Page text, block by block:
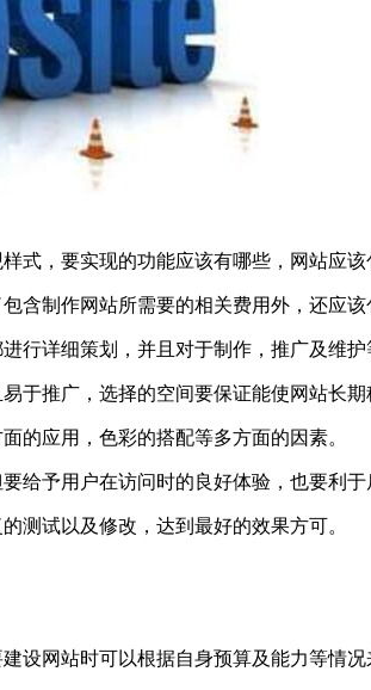
式，要实现的功能应该有哪些，网站应该
制作网站所需要的相关费用外，还应该
行详细策划，并且对于制作，推广及维护
于推广，选择的空间要保证能使网站长期
的应用，色彩的搭配等多方面的因素。
予用户在访问时的良好体验，也要利于
测试以及修改，达到最好的效果方可。
设网站时可以根据自身预算及能力等情况